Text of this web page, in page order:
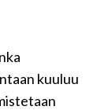
kuuluu